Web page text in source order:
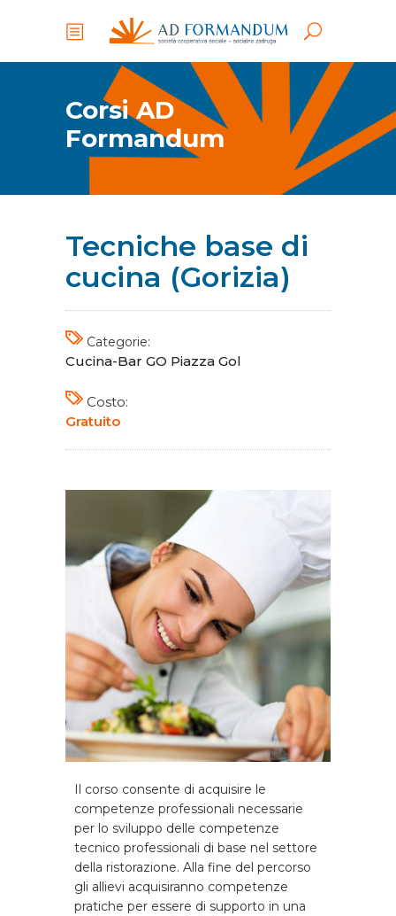
Corsi AD
Formandum
Tecniche base di
cucina (Gorizia)
Categorie:
Cucina-Bar GO Piazza Gol
Costo:
Gratuito
Il corso consente di acquisire le
competenze professionali necessarie
per lo sviluppo delle competenze
tecnico professionali di base nel settore
della ristorazione. Alla fine del percorso
gli allievi acquisiranno competenze
pratiche per essere di supporto in una